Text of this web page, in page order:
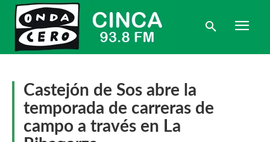
Castejón de Sos abre la
temporada de carreras de
campo a través en La